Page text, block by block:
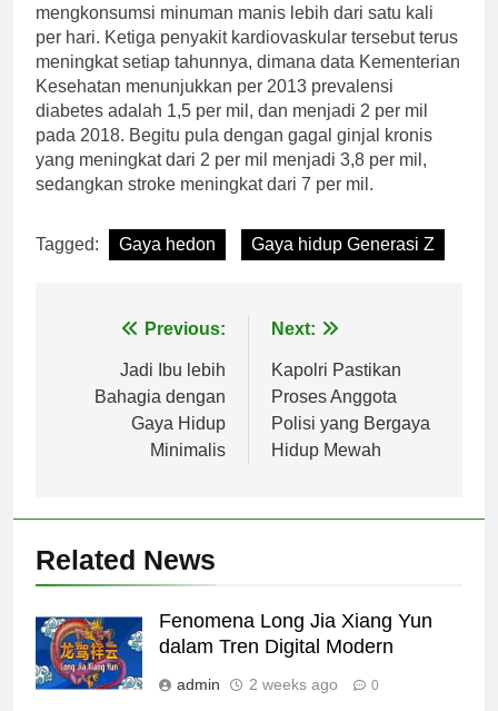
mengkonsumsi minuman manis lebih dari satu kali
per hari. Ketiga penyakit kardiovaskular tersebut terus
meningkat setiap tahunnya, dimana data Kementerian
Kesehatan menunjukkan per 2013 prevalensi
diabetes adalah 1,5 per mil, dan menjadi 2 per mil
pada 2018. Begitu pula dengan gagal ginjal kronis
yang meningkat dari 2 per mil menjadi 3,8 per mil,
sedangkan stroke meningkat dari 7 per mil.
Tagged: Gaya hedon Gaya hidup Generasi Z
navigation
Previous:
Jadi Ibu lebih
Bahagia dengan
Gaya Hidup
Minimalis
Next:
Kapolri Pastikan
Proses Anggota
Polisi yang Bergaya
Hidup Mewah
Related News
Fenomena Long Jia Xiang Yun
dalam Tren Digital Modern
admin 2 weeks ago 0